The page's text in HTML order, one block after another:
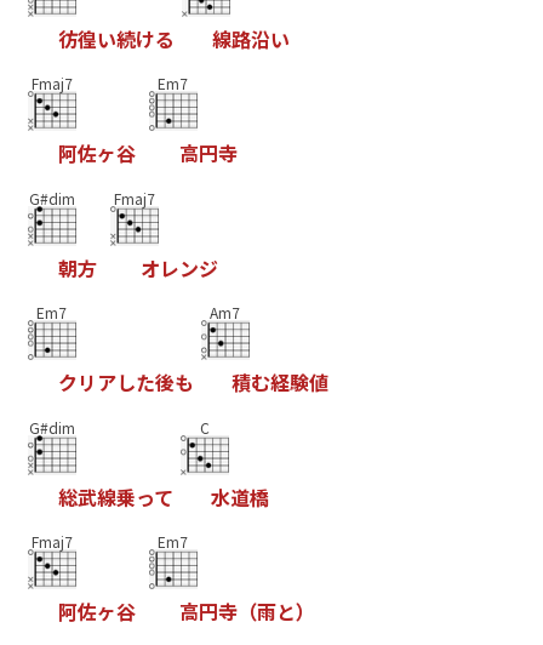
彷徨い続ける 線路沿い
Fmaj7
阿佐ヶ谷
Em7
高円寺
G#dim
朝方
Fmaj7
オレンジ
Em7
クリ アした後も
Am7
積む経験値
G#dim
総武線乗って
C
水道橋
Fmaj7
阿佐ヶ谷
Em7
高円寺（雨と）